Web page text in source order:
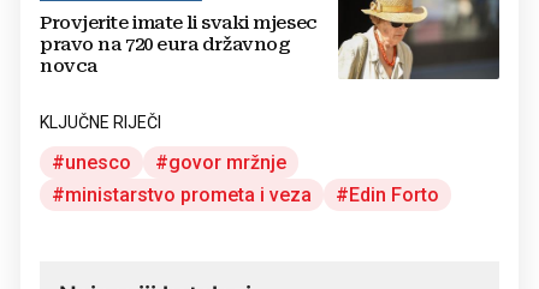
Provjerite imate li svaki mjesec
pravo na 720 eura državnog
novca
KLJUČNE RIJEČI
unesco
govor mržnje
ministarstvo prometa i veza
Edin Forto